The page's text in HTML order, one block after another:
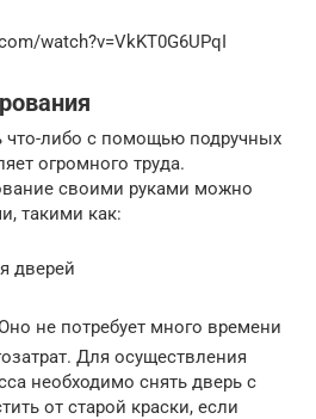
watch?v=VkKT0G6UPqI
что-либо с помощью подручных
огромного труда.
своими руками можно
такими как:
дверей
не потребует много времени
Для осуществления
необходимо снять дверь с
от старой краски, если